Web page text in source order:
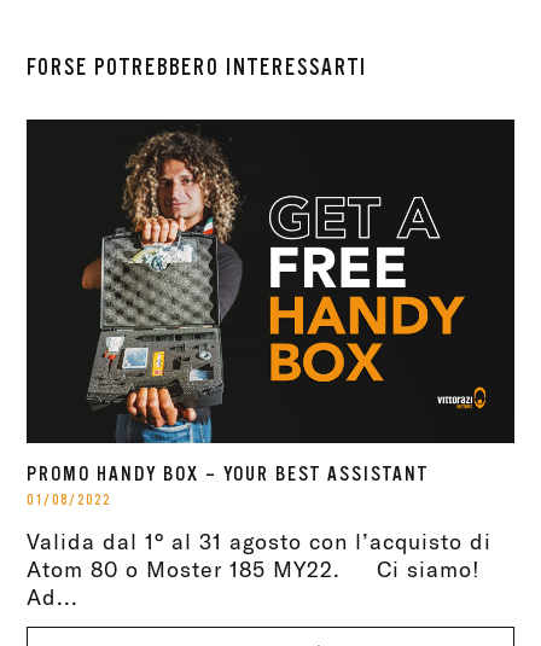
FORSE POTREBBERO INTERESSARTI
PROMO HANDY BOX – YOUR BEST ASSISTANT
01/08/2022
Valida dal 1° al 31 agosto con l’acquisto di
Atom 80 o Moster 185 MY22. Ci siamo!
Ad...